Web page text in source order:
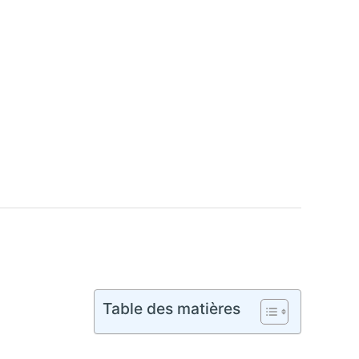
Table des matières